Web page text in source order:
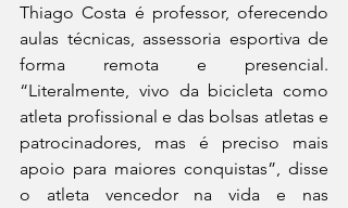
Thiago Costa é professor, oferecendo
aulas técnicas, assessoria esportiva de
forma remota e presencial.
“Literalmente, vivo da bicicleta como
atleta profissional e das bolsas atletas e
patrocinadores, mas é preciso mais
apoio para maiores conquistas”, disse
o atleta vencedor na vida e nas